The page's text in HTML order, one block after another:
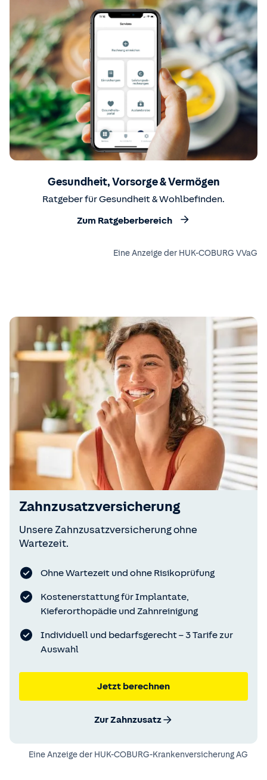
Gesundheit, Vorsorge & Vermögen
Ratgeber für Gesundheit & Wohlbefinden.
Zum Ratgeberbereich
Eine Anzeige der HUK-COBURG VVaG
Zahnzusatzversicherung
Unsere Zahnzusatzversicherung ohne
Wartezeit.
Ohne Wartezeit und ohne Risikoprüfung
Kostenerstattung für Implantate,
Kieferorthopädie und Zahnreinigung
Individuell und bedarfsgerecht – 3 Tarife zur
Auswahl
Jetzt berechnen
Zur Zahnzusatz
Eine Anzeige der HUK-COBURG-Krankenversicherung AG